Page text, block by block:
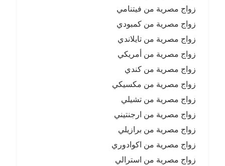
زواج مصرية من فيتنامي
زواج مصرية من كمبودي
زواج مصرية من تايلاندي
زواج مصرية من أمريكي
زواج مصرية من كندي
زواج مصرية من مكسيكي
زواج مصرية من تشيلي
زواج مصرية من ارجنتيني
زواج مصرية من برازيلي
زواج مصرية من اكوادوري
زواج مصرية من استرالي